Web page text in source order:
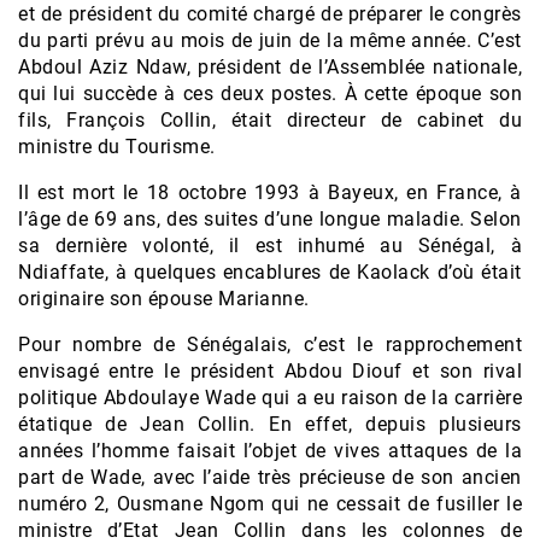
et de président du comité chargé de préparer le congrès
du parti prévu au mois de juin de la même année. C’est
Abdoul Aziz Ndaw, président de l’Assemblée nationale,
qui lui succède à ces deux postes. À cette époque son
fils, François Collin, était directeur de cabinet du
ministre du Tourisme.
Il est mort le 18 octobre 1993 à Bayeux, en France, à
l’âge de 69 ans, des suites d’une longue maladie. Selon
sa dernière volonté, il est inhumé au Sénégal, à
Ndiaffate, à quelques encablures de Kaolack d’où était
originaire son épouse Marianne.
Pour nombre de Sénégalais, c’est le rapprochement
envisagé entre le président Abdou Diouf et son rival
politique Abdoulaye Wade qui a eu raison de la carrière
étatique de Jean Collin. En effet, depuis plusieurs
années l’homme faisait l’objet de vives attaques de la
part de Wade, avec l’aide très précieuse de son ancien
numéro 2, Ousmane Ngom qui ne cessait de fusiller le
ministre d’Etat Jean Collin dans les colonnes de